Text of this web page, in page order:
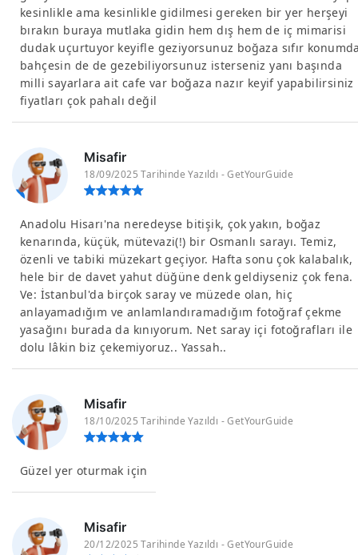
kesinlikle ama kesinlikle gidilmesi gereken bir yer herşeyi
bırakın buraya mutlaka gidin hem dış hem de iç mimarisi
dudak uçurtuyor keyifle geziyorsunuz boğaza sıfır
bahçesin de de gezebiliyorsunuz isterseniz yanı başında
milli sayarlara ait cafe var boğaza nazır keyif yapabilirsiniz
fiyatları çok pahalı değil
Misafir
18/09/2025 Tarihinde Yazıldı - GetYourGuide
Anadolu Hisarı'na neredeyse bitişik, çok yakın, boğaz
kenarında, küçük, mütevazi(!) bir Osmanlı sarayı. Temiz,
özenli ve tabiki müzekart geçiyor. Hafta sonu çok kalabalık,
hele bir de davet yahut düğüne denk geldiyseniz çok fena.
Ve: İstanbul'da birçok saray ve müzede olan, hiç
anlayamadığım ve anlamlandıramadığım fotoğraf çekme
yasağını burada da kınıyorum. Net saray içi fotoğrafları ile
dolu lâkin biz çekemiyoruz.. Yassah..
Misafir
18/10/2025 Tarihinde Yazıldı - GetYourGuide
Güzel yer oturmak için
Misafir
20/12/2025 Tarihinde Yazıldı - GetYourGuide